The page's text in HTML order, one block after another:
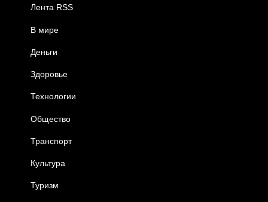
Лента RSS
В мире
Деньги
Здоровье
Технологии
Общество
Транспорт
Культура
Туризм